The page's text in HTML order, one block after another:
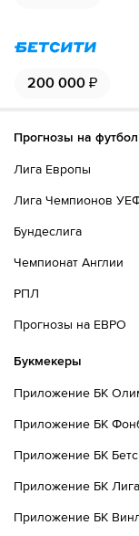
200 000 ₽
Прогнозы на футбол
Лига Европы
Лига Чемпионов
Бундеслига
Чемпионат Англии
РПЛ
Прогнозы на ЕВРО
Букмекеры
Приложение БК
Приложение БК
Приложение БК
Приложение БК
Приложение БК